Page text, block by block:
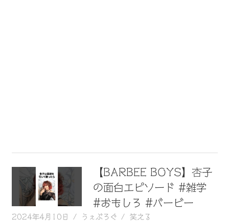
【BARBEE BOYS】杏子
の面白エピソード #雑学
#おもしろ #バービー
2024年4月10日 うぇぶろぐ 笑える